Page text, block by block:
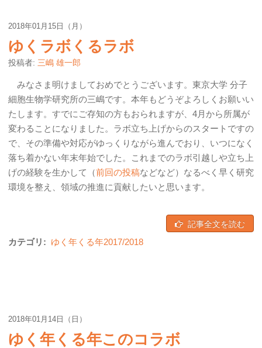
2018年01月15日（月）
ゆくラボくるラボ
投稿者: 三嶋 雄一郎
みなさま明けましておめでとうございます。東京大学 分子
細胞生物学研究所の三嶋です。本年もどうぞよろしくお願いい
たします。すでにご存知の方もおられますが、4月から所属が
変わることになりました。ラボ立ち上げからのスタートですの
で、その準備や対応がゆっくりながら進んでおり、いつになく
落ち着かない年末年始でした。これまでのラボ引越しや立ち上
げの経験を生かして（前回の投稿などなど）なるべく早く研究
環境を整え、領域の推進に貢献したいと思います。
記事全文を読む
カテゴリ: ゆく年くる年2017/2018
2018年01月14日（日）
ゆく年くる年このコラボ